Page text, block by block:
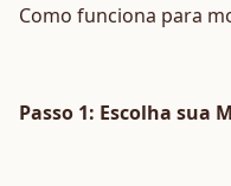
Como funciona para
Passo 1: Escolha sua